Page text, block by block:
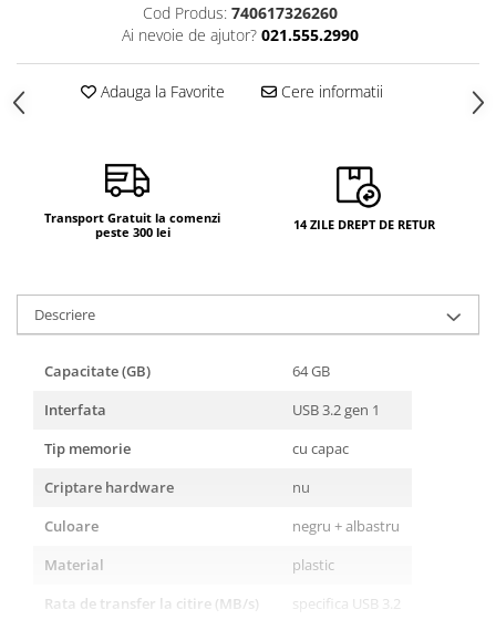
Cod Produs: 740617326260
Ai nevoie de ajutor? 021.555.2990
Adauga la Favorite Cere informatii
Transport Gratuit la comenzi
peste 300 lei
14 ZILE DREPT DE RETUR
Descriere
Capacitate (GB)
64 GB
Interfata
USB 3.2 gen 1
Tip memorie
cu capac
Criptare hardware
nu
Culoare
negru + albastru
Material
plastic
Rata de transfer la citire (MB/s)
specifica USB 3.2